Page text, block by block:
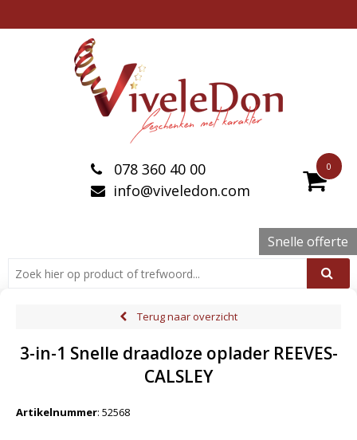
0
078 360 40 00
info@viveledon.com
Snelle offerte
Terug naar overzicht
3-in-1 Snelle draadloze oplader REEVES-
CALSLEY
Artikelnummer: 52568